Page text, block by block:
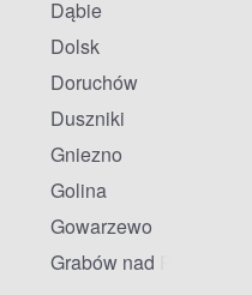
Dąbie
Dolsk
Doruchów
Duszniki
Gniezno
Golina
Gowarzewo
Grabów nad Prosną